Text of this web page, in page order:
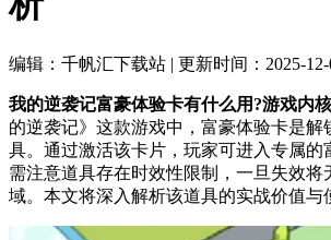
编辑：千帆汇下载站 | 更新时间：2025-12-
我的逆袭记富豪体验卡有什么用?游戏内
的逆袭记》这款游戏中，富豪体验卡是解
具。通过激活该卡片，玩家可进入专属的
需注意道具存在时效性限制，一旦失效将
域。本文将深入解析该道具的实战价值与